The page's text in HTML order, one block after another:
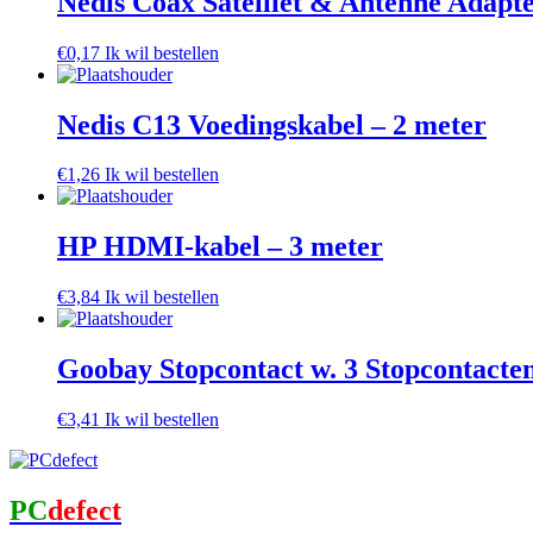
€0,17 Ik wil bestellen
Nedis C13 Voedingskabel – 2 meter
€1,26 Ik wil bestellen
HP HDMI-kabel – 3 meter
€3,84 Ik wil bestellen
Goobay Stopcontact w. 3
€3,41 Ik wil bestellen
PCdefect